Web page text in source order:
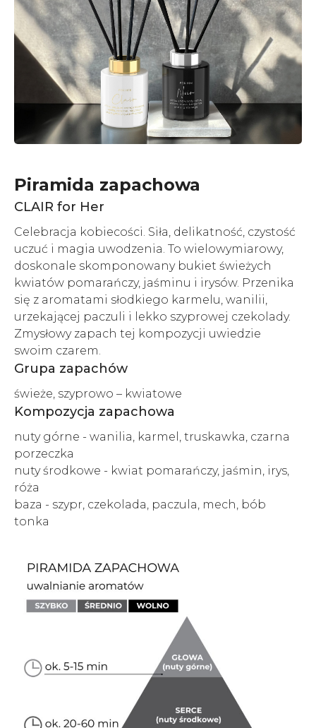
Piramida zapachowa
CLAIR for Her
Celebracja kobiecości. Siła, delikatność, czystość
uczuć i magia uwodzenia. To wielowymiarowy,
doskonale skomponowany bukiet świeżych
kwiatów pomarańczy, jaśminu i irysów. Przenika
się z aromatami słodkiego karmelu, wanilii,
urzekającej paczuli i lekko szyprowej czekolady.
Zmysłowy zapach tej kompozycji uwiedzie
swoim czarem.
Grupa zapachów
świeże, szyprowo – kwiatowe
Kompozycja zapachowa
nuty górne - wanilia, karmel, truskawka, czarna
porzeczka
nuty środkowe - kwiat pomarańczy, jaśmin, irys,
róża
baza - szypr, czekolada, paczula, mech, bób
tonka